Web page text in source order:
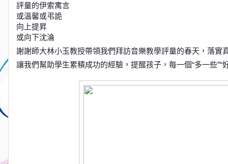
評量的伊索寓言
或溫馨或弔詭
向上提昇
或向下沈淪
謝謝師大林小玉教授帶領我們拜訪音樂教學評量的春天，落實
讓我們幫助學生累積成功的經驗，提醒孩子，每一個“多一些”“